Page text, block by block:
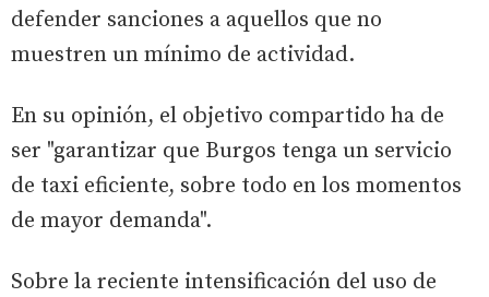
defender sanciones a aquellos que no
muestren un mínimo de actividad.
En su opinión, el objetivo compartido ha de
ser "garantizar que Burgos tenga un servicio
de taxi eficiente, sobre todo en los momentos
de mayor demanda".
Sobre la reciente intensificación del uso de